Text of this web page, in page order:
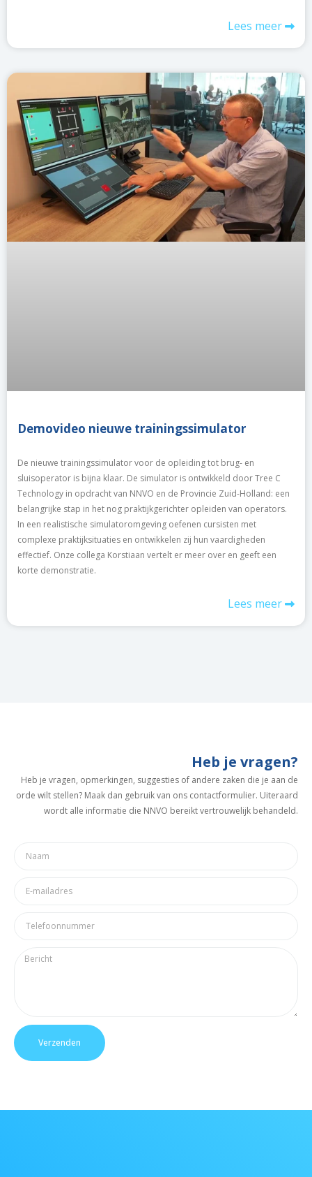
Lees meer
Demovideo nieuwe trainingssimulator
De nieuwe trainingssimulator voor de opleiding tot brug- en
sluisoperator is bijna klaar. De simulator is ontwikkeld door Tree C
Technology in opdracht van NNVO en de Provincie Zuid-Holland: een
belangrijke stap in het nog praktijkgerichter opleiden van operators.
In een realistische simulatoromgeving oefenen cursisten met
complexe praktijksituaties en ontwikkelen zij hun vaardigheden
effectief. Onze collega Korstiaan vertelt er meer over en geeft een
korte demonstratie.
Lees meer
Heb je vragen?
Heb je vragen, opmerkingen, suggesties of andere zaken die je aan de
orde wilt stellen? Maak dan gebruik van ons contactformulier. Uiteraard
wordt alle informatie die NNVO bereikt vertrouwelijk behandeld.
Verzenden